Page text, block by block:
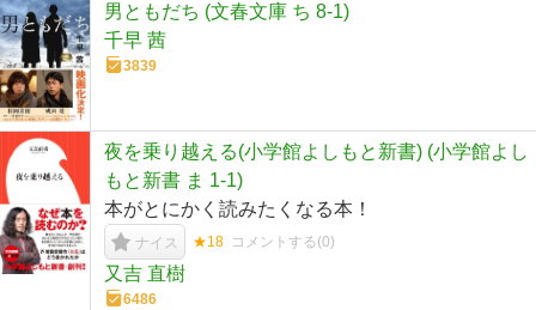
男ともだち (文春文庫 ち 8-1)
千早 茜
3839
夜を乗り越える(小学館よしもと新書) (小学館よし
もと新書 ま 1-1)
本がとにかく読みたくなる本！
ナイス ★18 コメントする(0)
又吉 直樹
6486